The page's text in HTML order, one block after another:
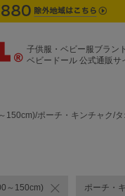
子供服・ベビー服ブラン
ベビードール 公式通販サ
150cm)/ポーチ・キンチャク/
～150cm) ポーチ・